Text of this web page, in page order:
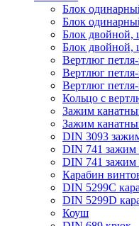
Блок
Блок
Блок двойной,
Блок двойной,
Вертлюг
Вертлюг
Вертлюг
Кольцо с
Зажим
Зажим
DIN 3093
DIN 741 зажим
DIN 741 зажим
Карабин
DIN 5299C
DIN 5299D
Коуш